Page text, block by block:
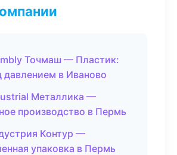
Точмаш — Пластик:
давлением в Иваново
Металлика —
производство в Пермь
Контур —
упаковка в Пермь